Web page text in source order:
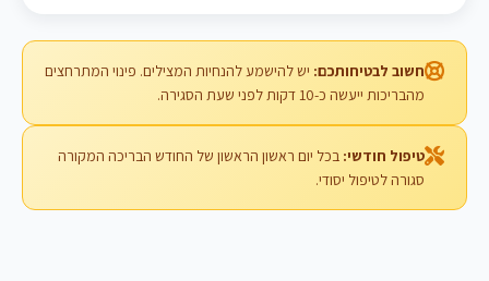
חשוב לבטיחותכם: יש להישמע להנחיות המצילים. פינוי המתרחצים
מהבריכות ייעשה כ-10 דקות לפני שעת הסגירה.
טיפול חודשי: בכל יום ראשון הראשון של החודש הבריכה המקורה
סגורה לטיפול יסודי.